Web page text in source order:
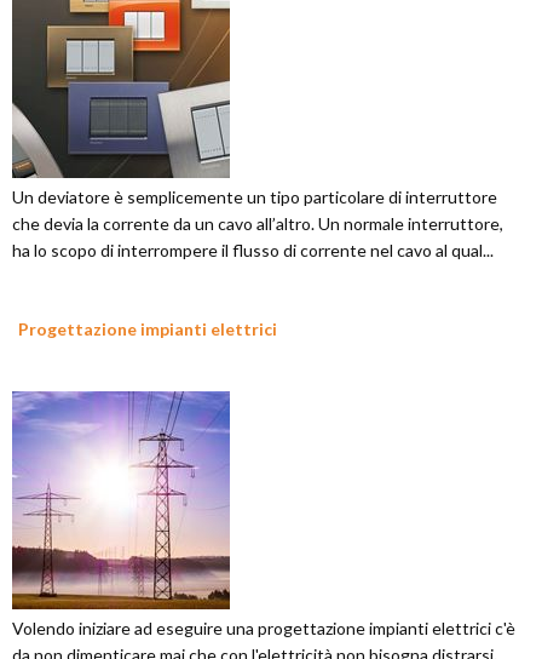
Un deviatore è semplicemente un tipo particolare di interruttore
che devia la corrente da un cavo all’altro. Un normale interruttore,
ha lo scopo di interrompere il flusso di corrente nel cavo al qual...
Progettazione impianti elettrici
Volendo iniziare ad eseguire una progettazione impianti elettrici c'è